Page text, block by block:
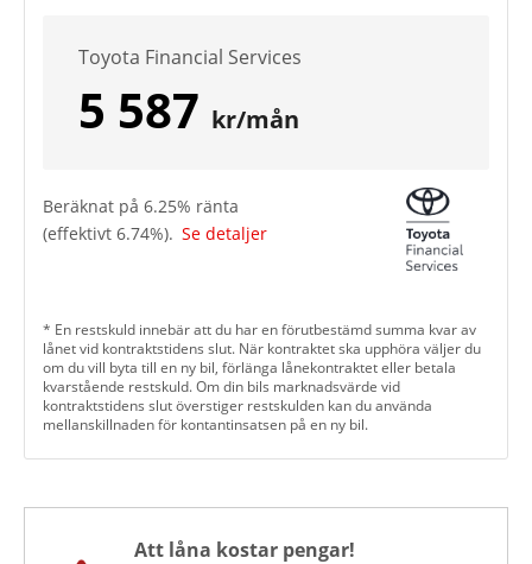
Toyota Financial Services
5 587 kr/mån
Beräknat på 6.25% ränta
(effektivt 6.74%). Se detaljer
* En restskuld innebär att du har en förutbestämd summa kvar av
lånet vid kontraktstidens slut. När kontraktet ska upphöra väljer du
om du vill byta till en ny bil, förlänga lånekontraktet eller betala
kvarstående restskuld. Om din bils marknadsvärde vid
kontraktstidens slut överstiger restskulden kan du använda
mellanskillnaden för kontantinsatsen på en ny bil.
Att låna kostar pengar!